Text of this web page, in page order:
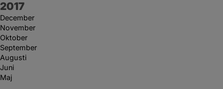
År:
2017
December
November
Oktober
September
Augusti
Juni
Maj